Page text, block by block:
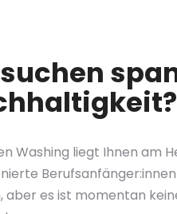
Washing liegt Ihnen am
aber es ist momentan